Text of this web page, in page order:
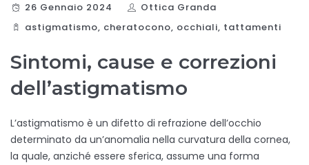
26 Gennaio 2024
Ottica Granda
astigmatismo, cheratocono, occhiali, tattamenti
Sintomi, cause e correzioni
dell’astigmatismo
L’astigmatismo è un difetto di refrazione dell’occhio
determinato da un’anomalia nella curvatura della cornea,
la quale, anziché essere sferica, assume una forma